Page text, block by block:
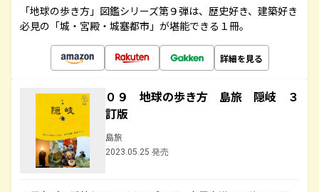
「地球の歩き方」図鑑シリーズ第９弾は、歴史好き、建築好き
必見の「城・宮殿・城塞都市」が堪能できる１冊。
詳細を見る
０９ 地球の歩き方 島旅 隠岐 ３
訂版
島旅
2023.05.25 発売